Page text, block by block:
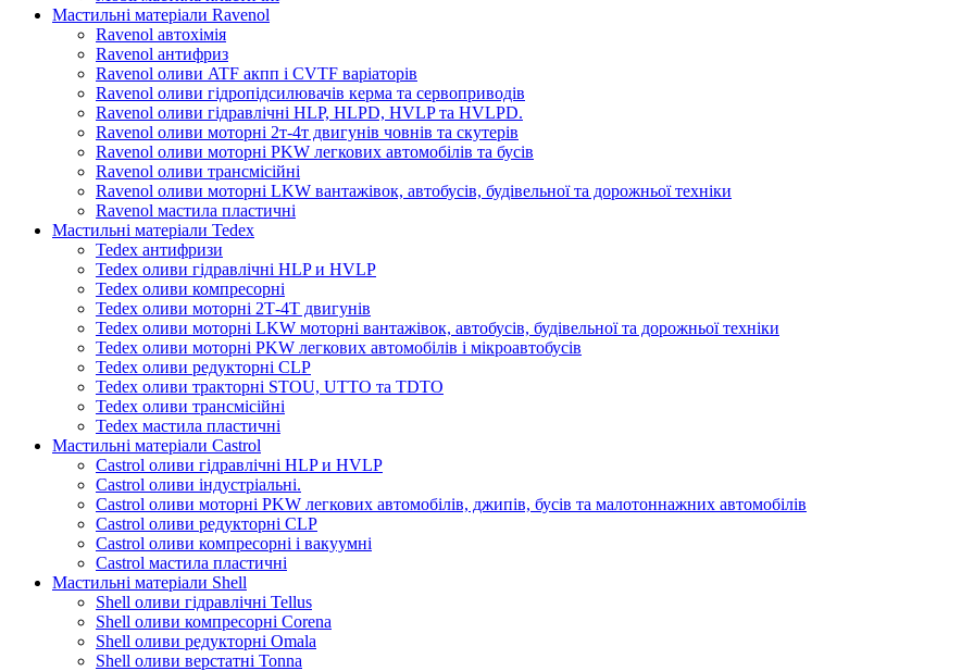
Мастильні матеріали Ravenol
Ravenol автохімія
Ravenol антифриз
Ravenol оливи ATF акпп і CVTF варіаторів
Ravenol оливи гідропідсилювачів керма та сервоприводів
Ravenol оливи гідравлічні HLP, HLPD, HVLP та HVLPD.
Ravenol оливи моторні 2т-4т двигунів човнів та скутерів
Ravenol оливи моторні PKW легкових автомобілів та бусів
Ravenol оливи трансмісійні
Ravenol оливи моторні LKW вантажівок, автобусів, будівельної та дорожньої техніки
Ravenol мастила пластичні
Мастильні матеріали Tedex
Tedex антифризи
Tedex оливи гідравлічні HLP и HVLP
Tedex оливи компресорні
Tedex оливи моторні 2Т-4Т двигунів
Tedex оливи моторні LKW моторні вантажівок, автобусів, будівельної та дорожньої техніки
Tedex оливи моторні PKW легкових автомобілів і мікроавтобусів
Tedex оливи редукторні CLP
Tedex оливи тракторні STOU, UTTO та TDTO
Tedex оливи трансмісійні
Tedex мастила пластичні
Мастильні матеріали Castrol
Castrol оливи гідравлічні HLP и HVLP
Castrol оливи індустріальні.
Castrol оливи моторні PKW легкових автомобілів, джипів, бусів та малотоннажних автомобілів
Castrol оливи редукторні CLP
Castrol оливи компресорні і вакуумні
Castrol мастила пластичні
Мастильні матеріали Shell
Shell оливи гідравлічні Tellus
Shell оливи компресорні Corena
Shell оливи редукторні Omala
Shell оливи верстатні Tonna